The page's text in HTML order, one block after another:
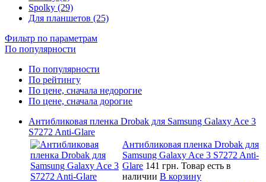
Spolky (29)
Для планшетов (25)
Фильтр по параметрам
По популярности
По популярности
По рейтингу
По цене, сначала недорогие
По цене, сначала дорогие
Антибликовая пленка Drobak для Samsung Galaxy Ace 3
S7272 Anti-Glare
Антибликовая пленка Drobak для
Samsung Galaxy Ace 3 S7272 Anti-
Glare 141 грн. Товар есть в
наличии В корзину